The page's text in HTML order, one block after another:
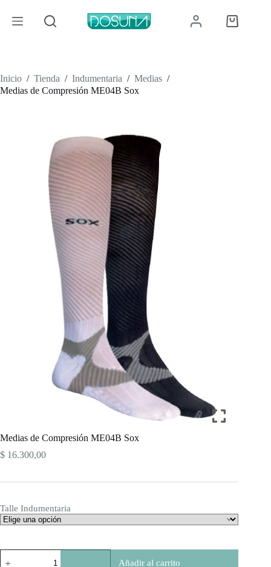
contenido
Carro
de
Inicio / Tienda / Indumentaria / Medias /
Medias de Compresión ME04B Sox
Medias de Compresión ME04B Sox
$ 16.300,00
Talle Indumentaria
de
Añadir al carrito